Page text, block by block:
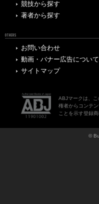
競技から探す
著者から探す
OTHERS
お問い合わせ
動画・バナー広告について
サイトマップ
ABJマークは、
権者からコンテ
ことを示す登録
©